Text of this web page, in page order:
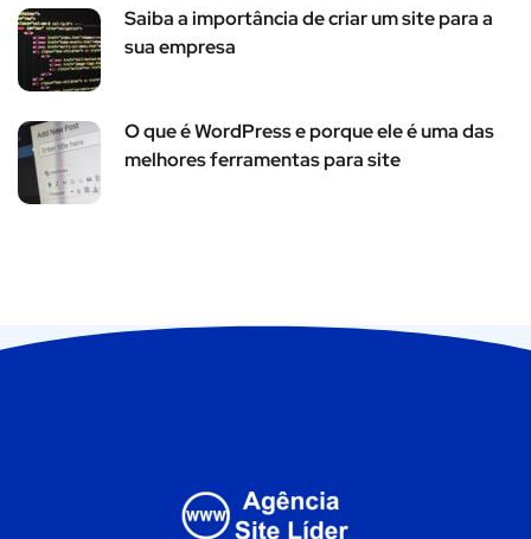
Saiba a importância de criar um site para a
sua empresa
O que é WordPress e porque ele é uma das
melhores ferramentas para site